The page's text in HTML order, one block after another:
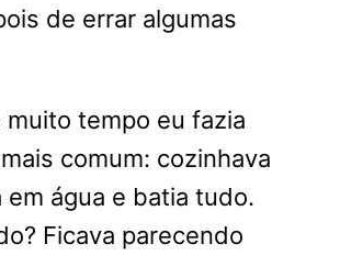
de errar algumas
muito tempo eu fazia
comum: cozinhava
em água e batia tudo.
Ficava parecendo